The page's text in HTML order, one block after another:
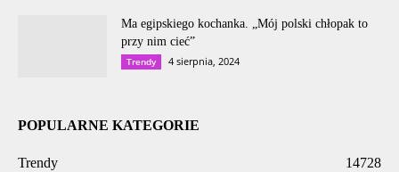
Ma egipskiego kochanka. „Mój polski chłopak to
przy nim cieć”
Trendy 4 sierpnia, 2024
POPULARNE KATEGORIE
Trendy 14728